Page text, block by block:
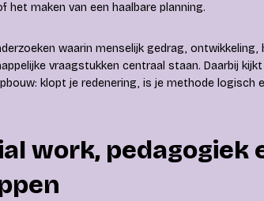
het maken van een haalbare planning.
waarin menselijk gedrag, ontwikkeling,
vraagstukken centraal staan. Daarbij
klopt je redenering, is je methode logisch
work, pedagogiek